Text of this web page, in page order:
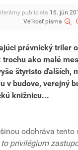
publicista 16. jún
Veľkosť písma
právnický triler
ako malé
štyristo ďalších,
v budove, verejný
knižnicu...
odohráva tento
to privilégium